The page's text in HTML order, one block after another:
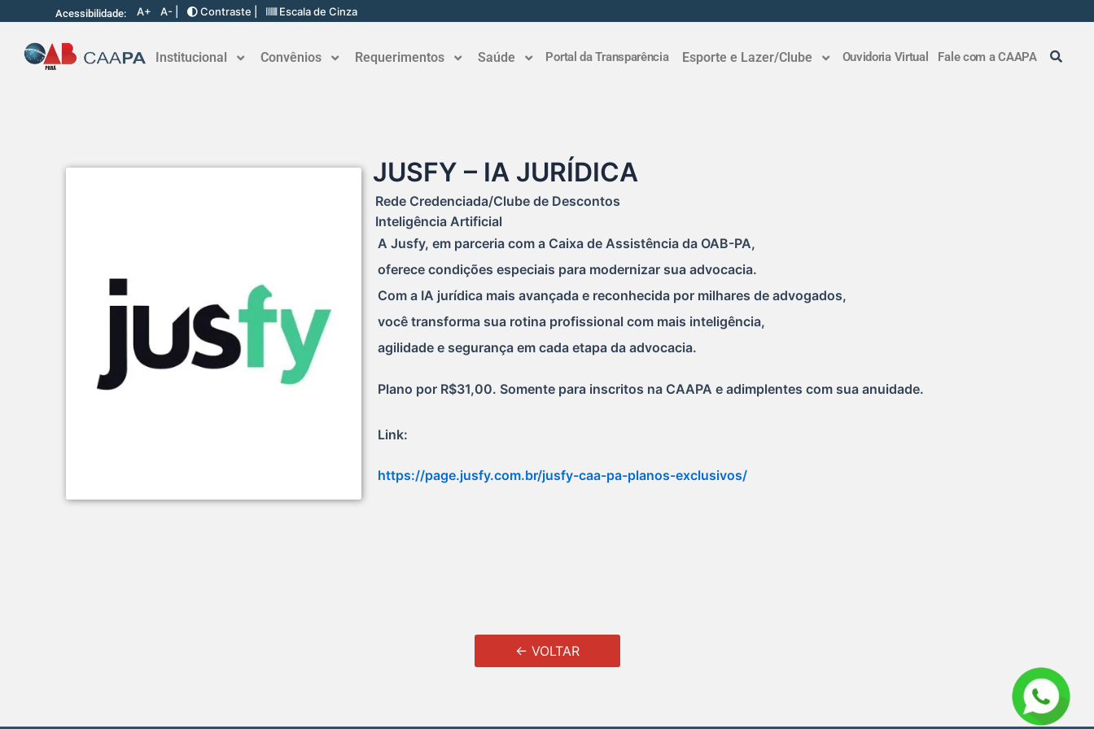
Acessibilidade: A+ A- | Contraste | Escala de Cinza
Institucional Convênios Requerimentos Saúde Portal da Transparência Esporte e Lazer/Clube Ouvidoria Virtual Fale com a CAAPA
JUSFY – IA JURÍDICA
Rede Credenciada/Clube de Descontos
Inteligência Artificial
A Jusfy, em parceria com a Caixa de Assistência da OAB-PA,
oferece condições especiais para modernizar sua advocacia.
Com a IA jurídica mais avançada e reconhecida por milhares de advogados,
você transforma sua rotina profissional com mais inteligência,
agilidade e segurança em cada etapa da advocacia.
Plano por R$31,00. Somente para inscritos na CAAPA e adimplentes com sua anuidade.
Link:
https://page.jusfy.com.br/jusfy-caa-pa-planos-exclusivos/
← VOLTAR